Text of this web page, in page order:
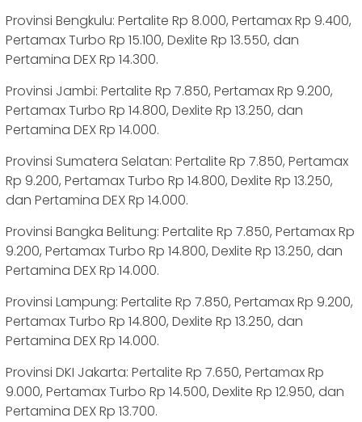
Provinsi Bengkulu: Pertalite Rp 8.000, Pertamax Rp 9.400,
Pertamax Turbo Rp 15.100, Dexlite Rp 13.550, dan
Pertamina DEX Rp 14.300.
Provinsi Jambi: Pertalite Rp 7.850, Pertamax Rp 9.200,
Pertamax Turbo Rp 14.800, Dexlite Rp 13.250, dan
Pertamina DEX Rp 14.000.
Provinsi Sumatera Selatan: Pertalite Rp 7.850, Pertamax
Rp 9.200, Pertamax Turbo Rp 14.800, Dexlite Rp 13.250,
dan Pertamina DEX Rp 14.000.
Provinsi Bangka Belitung: Pertalite Rp 7.850, Pertamax Rp
9.200, Pertamax Turbo Rp 14.800, Dexlite Rp 13.250, dan
Pertamina DEX Rp 14.000.
Provinsi Lampung: Pertalite Rp 7.850, Pertamax Rp 9.200,
Pertamax Turbo Rp 14.800, Dexlite Rp 13.250, dan
Pertamina DEX Rp 14.000.
Provinsi DKI Jakarta: Pertalite Rp 7.650, Pertamax Rp
9.000, Pertamax Turbo Rp 14.500, Dexlite Rp 12.950, dan
Pertamina DEX Rp 13.700.